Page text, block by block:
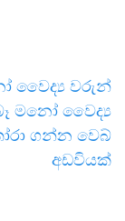
වෛද්‍ය වරුන්
මනෝ වෛද්‍ය
ගන්න වෙබ්
අඩවියක්